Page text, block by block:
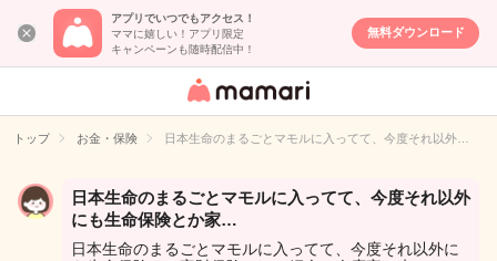
アプリでいつでもアクセス！
ママに嬉しい！アプリ限定
キャンペーンも随時配信中！
無料ダウンロード
女性専用匿名QA
イト
トップ お金・保険 日本生命のまるごとマモルに入ってて、今度それ以外…
日本生命のまるごとマモルに入ってて、今度それ以外
にも生命保険とか家…
日本生命のまるごとマモルに入ってて、今度それ以外に